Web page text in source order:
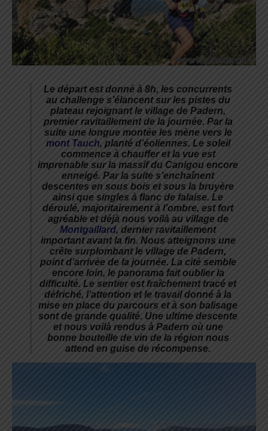
Le départ est donné à 8h, les concurrents
au challenge s’élancent sur les pistes du
plateau rejoignant le village de Padern,
premier ravitaillement de la journée. Par la
suite une longue montée les mène vers le
mont Tauch, planté d’éoliennes. Le soleil
commence à chauffer et la vue est
imprenable sur la massif du Canigou encore
enneigé. Par la suite s’enchaînent
descentes en sous bois et sous la bruyère
ainsi que singles à flanc de falaise. Le
déroulé, majoritairement à l’ombre, est fort
agréable et déjà nous voilà au village de
Montgaillard, dernier ravitaillement
important avant la fin. Nous atteignons une
crête surplombant le village de Padern,
point d’arrivée de la journée. La cité semble
encore loin, le panorama fait oublier la
difficulté. Le sentier est fraîchement tracé et
défriché, l’attention et le travail donné à la
mise en place du parcours et à son balisage
sont de grande qualité. Une ultime descente
et nous voilà rendus à Padern où une
bonne bouteille de vin de la région nous
attend en guise de récompense.